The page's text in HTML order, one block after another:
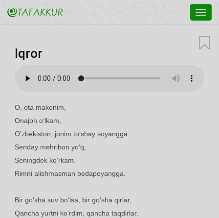
Iqror
O, ota makonim,
Onajon o‘lkam,
O’zbekiston, jonim to‘shay soyangga.
Senday mehribon yo‘q,
Seningdek ko‘rkam.
Rimni alishmasman bedapoyangga.
Bir go‘sha suv bo‘lsa, bir go‘sha qirlar,
Qancha yurtni ko‘rdim, qancha taqdirlar.